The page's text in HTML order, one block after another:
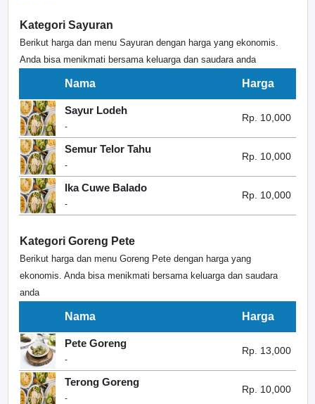
Kategori Sayuran
Berikut harga dan menu Sayuran dengan harga yang ekonomis.
Anda bisa menikmati bersama keluarga dan saudara anda
Nama Harga
Sayur Lodeh
-
Rp. 10,000
Semur Telor Tahu
-
Rp. 10,000
Ika Cuwe Balado
-
Rp. 10,000
Kategori Goreng Pete
Berikut harga dan menu Goreng Pete dengan harga yang
ekonomis. Anda bisa menikmati bersama keluarga dan saudara
anda
Nama Harga
Pete Goreng
-
Rp. 13,000
Terong Goreng
-
Rp. 10,000